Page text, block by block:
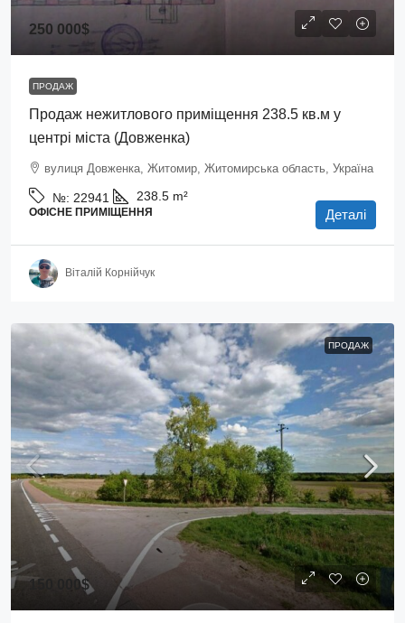
250 000$
ПРОДАЖ
Продаж нежитлового приміщення 238.5 кв.м у
центрі міста (Довженка)
вулиця Довженка, Житомир, Житомирська область, Україна
№: 22941 238.5 m²
ОФІСНЕ ПРИМІЩЕННЯ Деталі
Віталій Корнійчук
ПРОДАЖ
150 000$